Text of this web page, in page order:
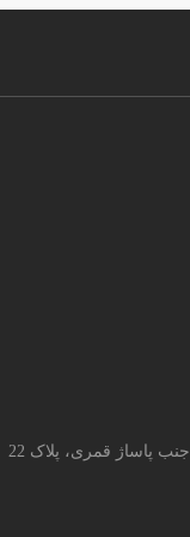
پاساژ قمری، پلاک 22